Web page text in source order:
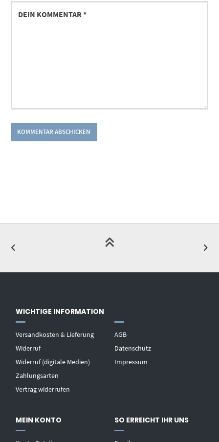
DEIN
KOMMENTAR
WICHTIGE INFORMATION
Versandkosten & Lieferung
Widerruf
Widerruf (digitale Medien)
Zahlungsarten
Vertrag widerrufen
AGB
Datenschutz
Impressum
MEIN KONTO SO ERREICHT IHR UNS